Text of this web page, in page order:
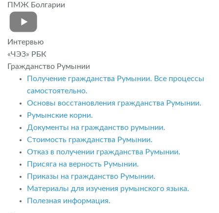
ПМЖ Болгарии
Интервью
«ЧЭЗ» РБК
Гражданство Румынии
Получение гражданства Румынии. Все процессы
самостоятельно.
Основы восстановления гражданства Румынии.
Румынские корни.
Документы на гражданство румынии.
Стоимость гражданства Румынии.
Отказ в получении гражданства Румынии.
Присяга на верность Румынии.
Приказы на гражданство Румынии.
Материалы для изучения румынского языка.
Полезная информация.